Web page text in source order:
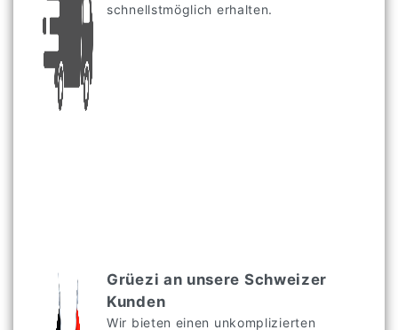
schnellstmöglich erhalten.
Grüezi an unsere Schweizer
Kunden
Wir bieten einen unkomplizierten